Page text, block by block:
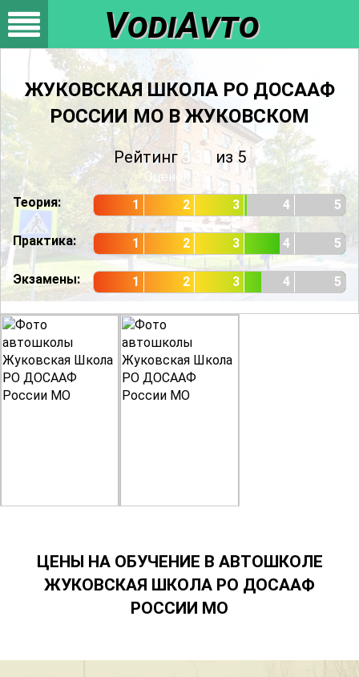
VodiAvto
ЖУКОВСКАЯ ШКОЛА РО ДОСААФ
РОССИИ МО В ЖУКОВСКОМ
Рейтинг3.36 из 5
Оценок
275
Теория:
1 2 3 4 5
Практика: 1 2 3 4 5
Экзамены: 1 2 3 4 5
ЦЕНЫ НА ОБУЧЕНИЕ В АВТОШКОЛЕ
ЖУКОВСКАЯ ШКОЛА РО ДОСААФ
РОССИИ МО